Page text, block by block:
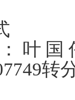
叶国
转